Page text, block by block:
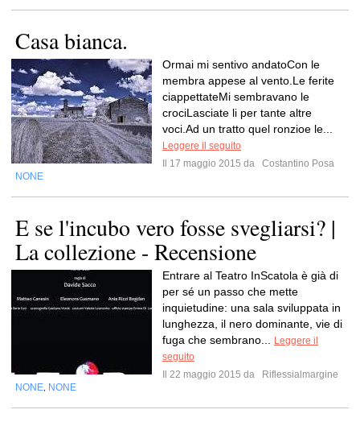
Casa bianca.
Ormai mi sentivo andatoCon le
membra appese al vento.Le ferite
ciappettateMi sembravano le
crociLasciate li per tante altre
voci.Ad un tratto quel ronzioe le...
Leggere il seguito
Il 17 maggio 2015 da
Costantino Posa
NONE
E se l'incubo vero fosse svegliarsi? |
La collezione - Recensione
Entrare al Teatro InScatola è già di
per sé un passo che mette
inquietudine: una sala sviluppata in
lunghezza, il nero dominante, vie di
fuga che sembrano...
Leggere il
seguito
Il 22 maggio 2015 da
Riflessialmargine
NONE NONE